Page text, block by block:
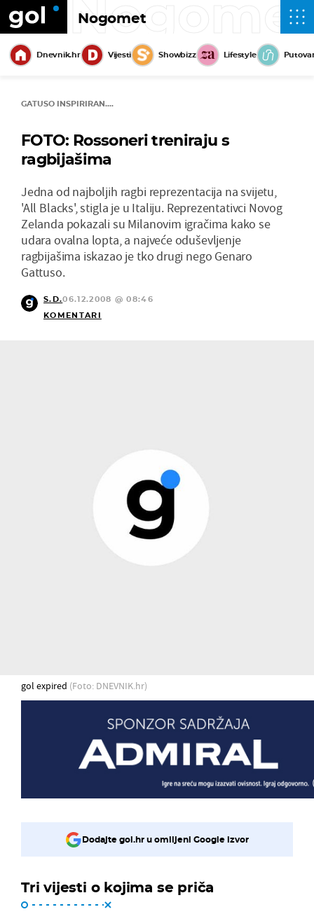
Nogomet
Dnevnik.hr Vijesti Showbizz Lifestyle
GATUSO INSPIRIRAN....
FOTO: Rossoneri treniraju s
ragbijašima
Jedna od najboljih ragbi reprezentacija na svijetu,
'All Blacks', stigla je u Italiju. Reprezentativci Novog
Zelanda pokazali su Milanovim igračima kako se
udara ovalna lopta, a najveće oduševljenje
ragbijašima iskazao je tko drugi nego Genaro
Gattuso.
S.D.06.12.2008 @ 08:46
KOMENTARI
gol expired (Foto: DNEVNIK.hr)
Dodajte gol.hr u omiljeni Google izvor
Tri vijesti o kojima se priča